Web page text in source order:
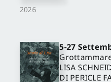
2026
5-27
LISA
DI PERICLE